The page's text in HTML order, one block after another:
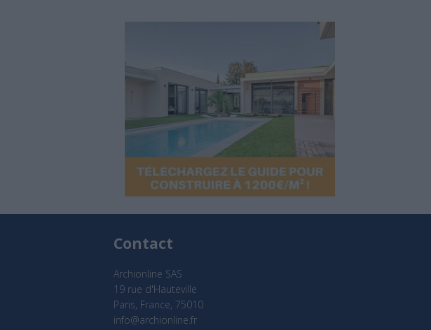
Contact
Archionline SAS
19 rue d'Hauteville
Paris, France, 75010
info@archionline.fr